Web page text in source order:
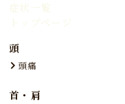
症状一覧
トップページ
頭
頭痛
首・肩